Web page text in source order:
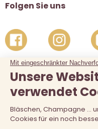
Folgen Sie uns